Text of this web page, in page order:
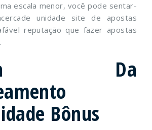
escala menor, você pode sentar-
unidade site de apostas
reputação que fazer apostas
Da
Bônus